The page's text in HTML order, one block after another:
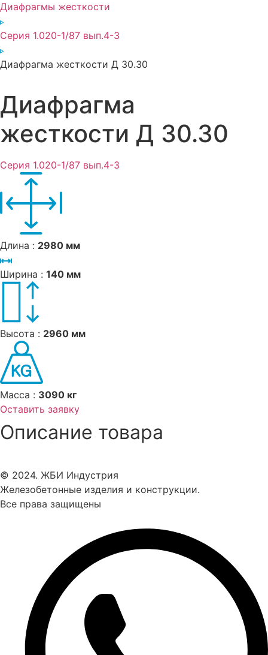
Диафрагмы жесткости
Серия 1.020-1/87 вып.4-3
Диафрагма жесткости Д 30.30
Диафрагма
жесткости Д 30.30
Серия 1.020-1/87 вып.4-3
Длина : 2980 мм
Ширина : 140 мм
Высота : 2960 мм
Масса : 3090 кг
Оставить заявку
Описание товара
© 2024. ЖБИ Индустрия
Железобетонные изделия и конструкции.
Все права защищены